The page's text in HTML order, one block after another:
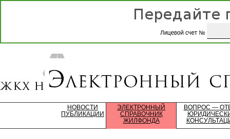
НОВОСТИ
ПУБЛИКАЦИИ
ЭЛЕКТРОННЫЙ
СПРАВОЧНИК
ЖИЛФОНДА
ВОПРОС —